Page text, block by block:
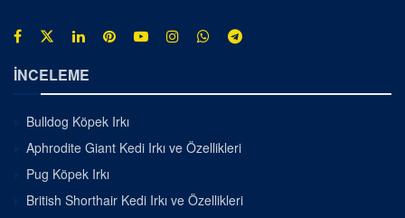
İNCELEME
Bulldog Köpek Irkı
Aphrodite Giant Kedi Irkı ve Özellikleri
Pug Köpek Irkı
British Shorthair Kedi Irkı ve Özellikleri